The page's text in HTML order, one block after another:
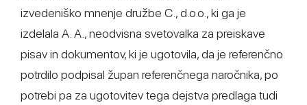
izvedeniško mnenje družbe C., d.o.o., ki ga je
izdelala A. A., neodvisna svetovalka za preiskave
pisav in dokumentov, ki je ugotovila, da je referenčno
potrdilo podpisal župan referenčnega naročnika, po
potrebi pa za ugotovitev tega dejstva predlaga tudi